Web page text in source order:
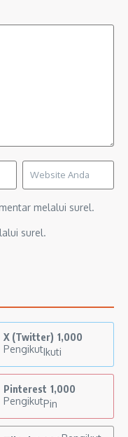
melalui surel.
surel.
X (Twitter) 1,000
PengikutIkuti
Pinterest 1,000
PengikutPin